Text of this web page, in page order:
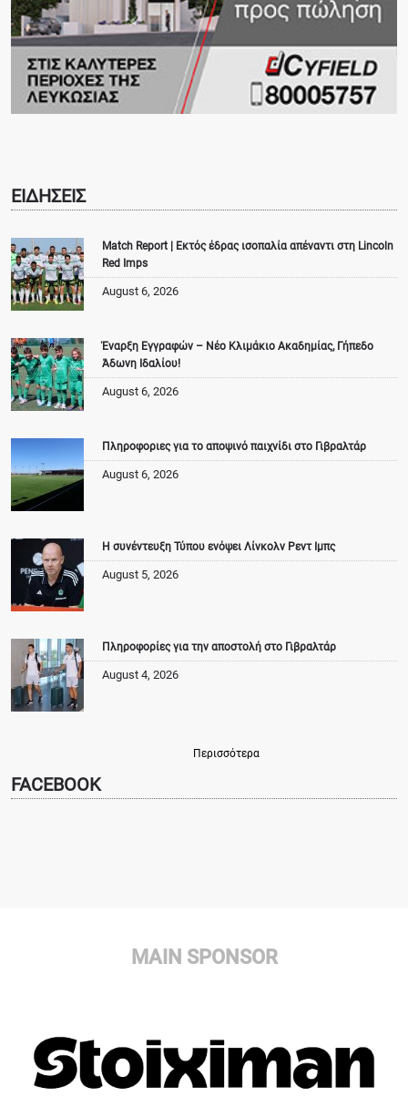
ΕΙΔΗΣΕΙΣ
Match Report | Εκτός έδρας ισοπαλία απέναντι στη Lincoln
Red Imps
August 6, 2026
Έναρξη Εγγραφών – Νέο Κλιμάκιο Ακαδημίας, Γήπεδο
Άδωνη Ιδαλίου!
August 6, 2026
Πληροφοριες για το αποψινό παιχνίδι στο Γιβραλτάρ
August 6, 2026
Η συνέντευξη Τύπου ενόψει Λίνκολν Ρεντ Ιμπς
August 5, 2026
Πληροφορίες για την αποστολή στο Γιβραλτάρ
August 4, 2026
Περισσότερα
FACEBOOK
MAIN SPONSOR